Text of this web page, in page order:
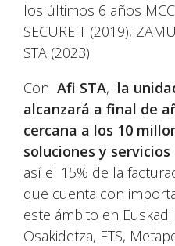
los últimos 6 años
SECUREIT (2019),
STA (2023)
Con Afi STA, la
alcanzará a final de
cercana a los 10
soluciones y
así el 15% de la
que cuenta con
este ámbito en Euskadi
Osakidetza, ETS,